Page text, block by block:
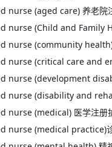
nurse (aged care) 养老院
nurse (Child and Family
nurse (community
nurse (critical care and
nurse (development
nurse (disability and
nurse (medical) 医学注册
nurse (medical practice)